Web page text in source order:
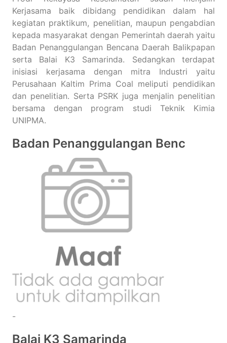
Kerjasama baik dibidang pendidikan dalam hal
kegiatan praktikum, penelitian, maupun pengabdian
kepada masyarakat dengan Pemerintah daerah yaitu
Badan Penanggulangan Bencana Daerah Balikpapan
serta Balai K3 Samarinda. Sedangkan terdapat
inisiasi kerjasama dengan mitra Industri yaitu
Perusahaan Kaltim Prima Coal meliputi pendidikan
dan penelitian. Serta PSRK juga menjalin penelitian
bersama dengan program studi Teknik Kimia
UNIPMA.
Badan Penanggulangan Benc
-
Balai K3 Samarinda